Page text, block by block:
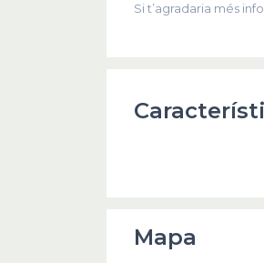
Si t’agradaria més
Mapa